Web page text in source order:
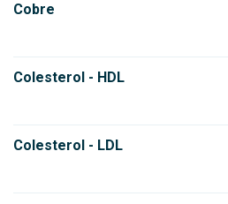
Cobre
Colesterol - HDL
Colesterol - LDL